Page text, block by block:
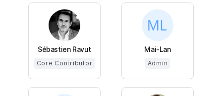
Sébastien Ravut
Core Contributor
Mai-Lan
Admin